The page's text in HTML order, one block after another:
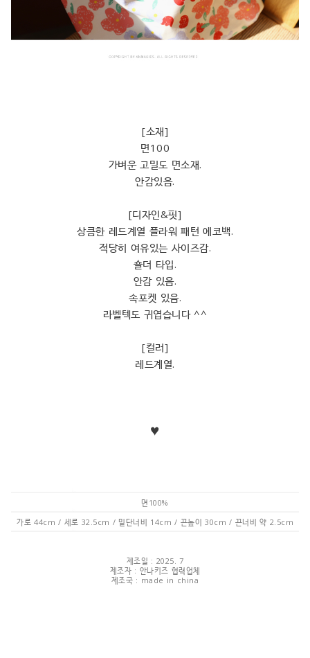
[소재]
면100
가벼운 고밀도 면소재.
안감있음.
[디자인&핏]
상큼한 레드계열 플라워 패턴 에코백.
적당히 여유있는 사이즈감.
숄더 타입.
안감 있음.
속포켓 있음.
라벨텍도 귀엽습니다 ^^
[컬러]
레드계열.
♥
면100%
가로 44cm / 세로 32.5cm / 밑단너비 14cm / 끈높이 30cm / 끈너비 약 2.5cm
제조일 : 2025. 7
제조자 : 안나키즈 협력업체
제조국 : made in china